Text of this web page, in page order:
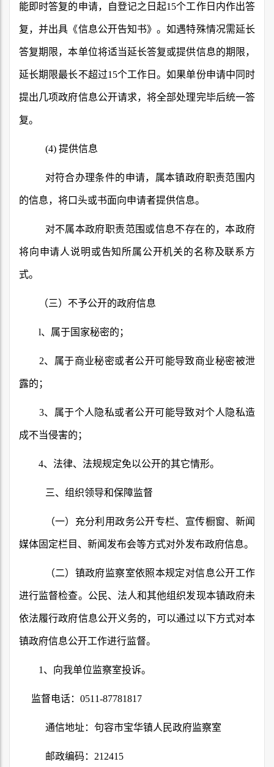
能即时答复的申请，自登记之日起15个工作日内作出答
复，并出具《信息公开告知书》。如遇特殊情况需延长
答复期限，本单位将适当延长答复或提供信息的期限，
延长期限最长不超过15个工作日。如果单份申请中同时
提出几项政府信息公开请求，将全部处理完毕后统一答
复。
(4) 提供信息
对符合办理条件的申请，属本镇政府职责范围内
的信息，将口头或书面向申请者提供信息。
对不属本政府职责范围或信息不存在的，本政府
将向申请人说明或告知所属公开机关的名称及联系方
式。
（三）不予公开的政府信息
l、属于国家秘密的；
2、属于商业秘密或者公开可能导致商业秘密被泄
露的；
3、属于个人隐私或者公开可能导致对个人隐私造
成不当侵害的；
4、法律、法规规定免以公开的其它情形。
三、组织领导和保障监督
（一）充分利用政务公开专栏、宣传橱窗、新闻
媒体固定栏目、新闻发布会等方式对外发布政府信息。
（二）镇政府监察室依照本规定对信息公开工作
进行监督检查。公民、法人和其他组织发现本镇政府未
依法履行政府信息公开义务的，可以通过以下方式对本
镇政府信息公开工作进行监督。
1 、向我单位监察室投诉。
监督电话： 0511-87781817
通信地址：句容市宝华镇人民政府监察室
邮政编码： 212415